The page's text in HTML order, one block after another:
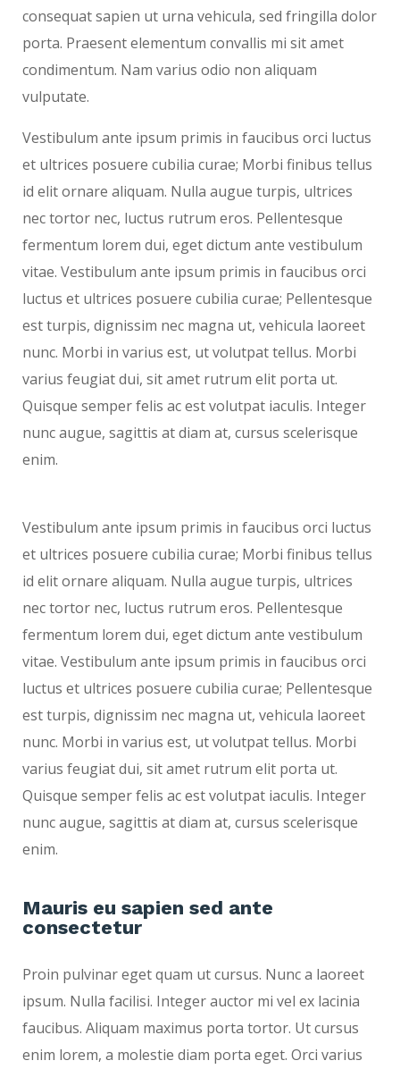
consequat sapien ut urna vehicula, sed fringilla dolor
porta. Praesent elementum convallis mi sit amet
condimentum. Nam varius odio non aliquam
vulputate.
Vestibulum ante ipsum primis in faucibus orci luctus
et ultrices posuere cubilia curae; Morbi finibus tellus
id elit ornare aliquam. Nulla augue turpis, ultrices
nec tortor nec, luctus rutrum eros. Pellentesque
fermentum lorem dui, eget dictum ante vestibulum
vitae. Vestibulum ante ipsum primis in faucibus orci
luctus et ultrices posuere cubilia curae; Pellentesque
est turpis, dignissim nec magna ut, vehicula laoreet
nunc. Morbi in varius est, ut volutpat tellus. Morbi
varius feugiat dui, sit amet rutrum elit porta ut.
Quisque semper felis ac est volutpat iaculis. Integer
nunc augue, sagittis at diam at, cursus scelerisque
enim.
Vestibulum ante ipsum primis in faucibus orci luctus
et ultrices posuere cubilia curae; Morbi finibus tellus
id elit ornare aliquam. Nulla augue turpis, ultrices
nec tortor nec, luctus rutrum eros. Pellentesque
fermentum lorem dui, eget dictum ante vestibulum
vitae. Vestibulum ante ipsum primis in faucibus orci
luctus et ultrices posuere cubilia curae; Pellentesque
est turpis, dignissim nec magna ut, vehicula laoreet
nunc. Morbi in varius est, ut volutpat tellus. Morbi
varius feugiat dui, sit amet rutrum elit porta ut.
Quisque semper felis ac est volutpat iaculis. Integer
nunc augue, sagittis at diam at, cursus scelerisque
enim.
Mauris eu sapien sed ante
consectetur
Proin pulvinar eget quam ut cursus. Nunc a laoreet
ipsum. Nulla facilisi. Integer auctor mi vel ex lacinia
faucibus. Aliquam maximus porta tortor. Ut cursus
enim lorem, a molestie diam porta eget. Orci varius